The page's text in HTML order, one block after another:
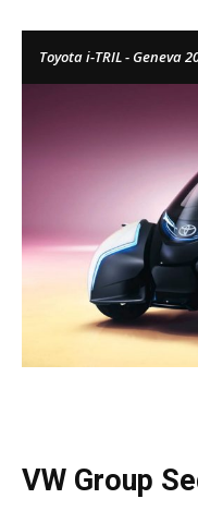
Toyota i-TRIL - Geneva
VW Group